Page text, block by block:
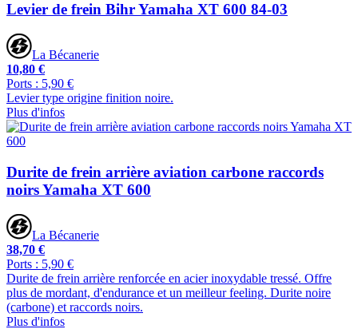
Levier de frein Bihr Yamaha XT 600 84-03
La Bécanerie
10,80 €
Ports : 5,90 €
Levier type origine finition noire.
Plus d'infos
Durite de frein arrière aviation carbone raccords
noirs Yamaha XT 600
La Bécanerie
38,70 €
Ports : 5,90 €
Durite de frein arrière renforcée en acier inoxydable tressé. Offre
plus de mordant, d'endurance et un meilleur feeling. Durite noire
(carbone) et raccords noirs.
Plus d'infos